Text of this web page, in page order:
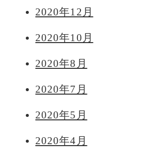
2020年12月
2020年10月
2020年8月
2020年7月
2020年5月
2020年4月